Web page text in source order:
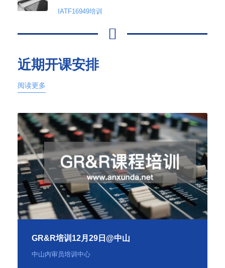
IATF16949培训
近期开课安排
阅读更多
GR&R培训12月29日@中山
中山内审员培训中心